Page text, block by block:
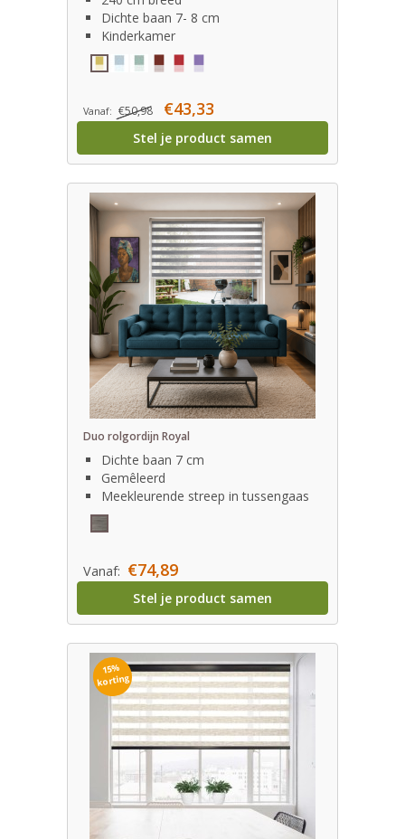
Dichte baan 7- 8 cm
Kinderkamer
Vanaf: €50,98 €43,33
Stel je product samen
Duo rolgordijn Royal
Dichte baan 7 cm
Gemêleerd
Meekleurende streep in tussengaas
Vanaf: €74,89
Stel je product samen
15%
korting